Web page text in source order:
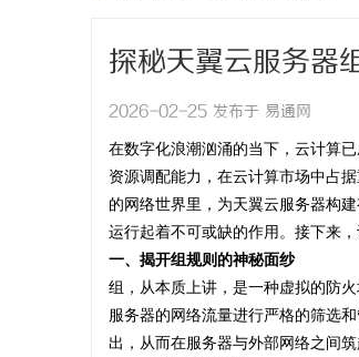
探秘天翼云服务器
2026-02-25 发布于 易通网
在数字化浪潮汹涌的当下，云计算
资源调配能力，在云计算市场中占
的网络世界里，为天翼云服务器构
运行起着不可或缺的作用。接下来
一、揭开组规则的神秘面纱
组，从本质上讲，是一种虚拟的防
服务器的网络流量进行严格的筛选
出，从而在服务器与外部网络之间筑